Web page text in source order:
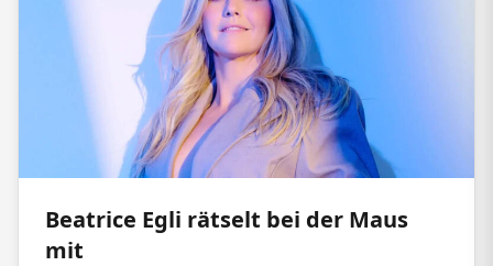
Beatrice Egli rätselt bei der Maus
mit